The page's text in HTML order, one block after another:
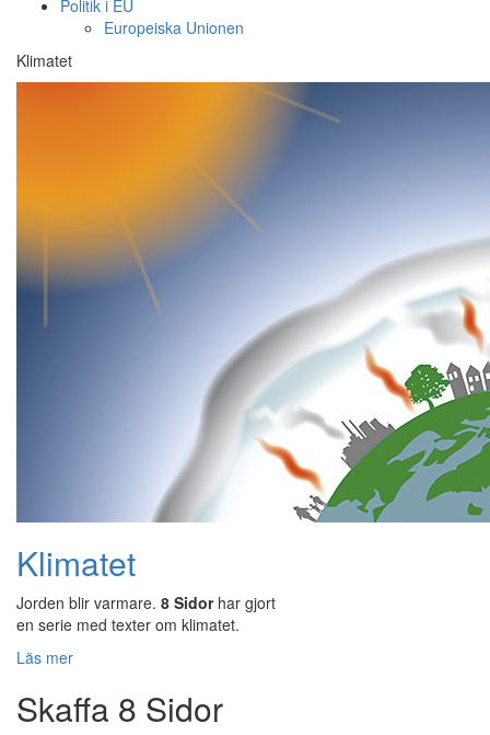
Politik i EU
Europeiska Unionen
Klimatet
Klimatet
Jorden blir varmare. 8 Sidorhar gjort
en serie med texter om klimatet.
Läs mer
Skaffa 8 Sidor